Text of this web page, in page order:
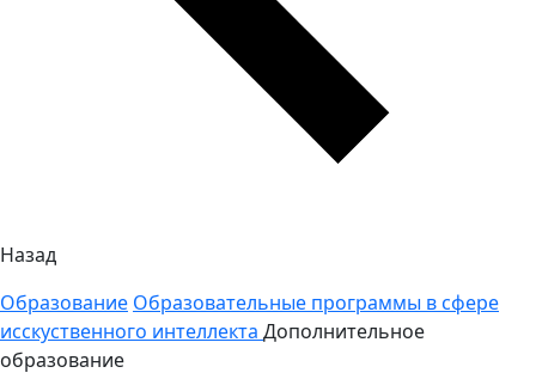
Назад
Образование Образовательные программы в сфере
исскуственного интеллекта Дополнительное
образование